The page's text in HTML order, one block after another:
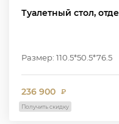
Туалетный стол,
Размер: 110.5*50.5*76.5
236 900 ₽
Получить скидку